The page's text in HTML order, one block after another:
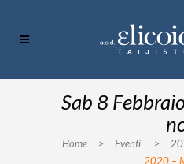
Sab 8
Home > Eventi >
2020 –